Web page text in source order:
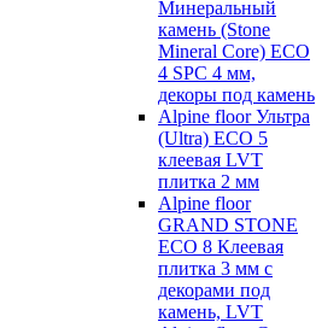
Минеральный
камень (Stone
Mineral Core) ECO
4 SPC 4 мм,
декоры под камень
Alpine floor Ультра
(Ultra) ECO 5
клеевая LVT
плитка 2 мм
Alpine floor
GRAND STONE
ECO 8 Клеевая
плитка 3 мм с
декорами под
камень, LVT